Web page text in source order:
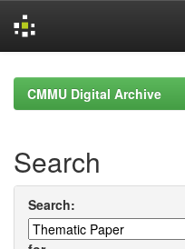
navigationCMMU Digital Archive
Search
Search: